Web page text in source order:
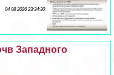
04 08 2026 23:34:30
Западного